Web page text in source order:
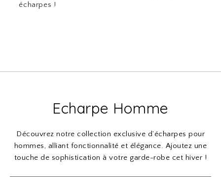
écharpes !
Echarpe Homme
Découvrez notre collection exclusive d’écharpes pour
hommes, alliant fonctionnalité et élégance. Ajoutez une
touche de sophistication à votre garde-robe cet hiver !